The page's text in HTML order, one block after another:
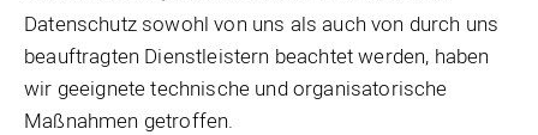
Datenschutz sowohl von uns als auch von durch uns
beauftragten Dienstleistern beachtet werden, haben
wir geeignete technische und organisatorische
Maßnahmen getroffen.